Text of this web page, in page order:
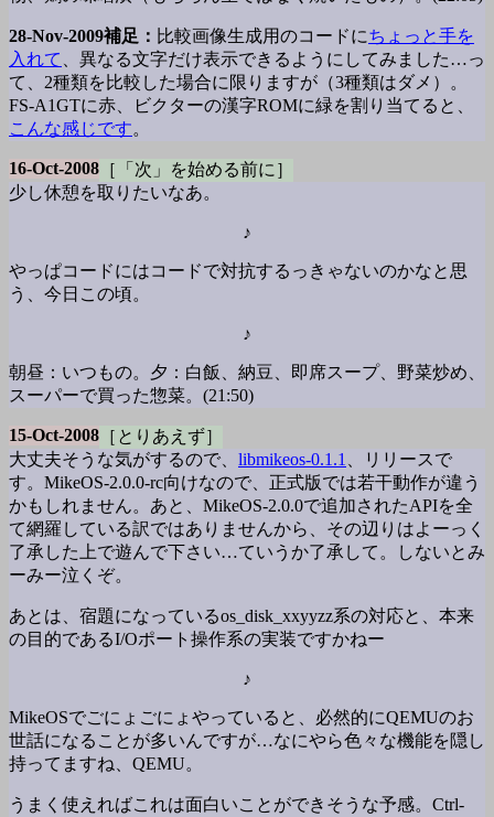
28-Nov-2009補足： 比較画像生成用のコードにちょっと手を
入れて
、異なる文字だけ表示できるようにしてみました…っ
て、2種類を比較した場合に限りますが（3種類はダメ）。
FS-A1GTに赤、ビクターの漢字ROMに緑を割り当てると、
こんな感じです。
16-Oct-2008 ［「次」を始める前に］
少し休憩を取りたいなあ。
♪
やっぱコードにはコードで対抗するっきゃないのかなと思
う、今日この頃。
♪
朝昼：いつもの。夕：白飯、納豆、即席スープ、野菜炒め、
スーパーで買った惣菜。(21:50)
15-Oct-2008 ［とりあえず］
大丈夫そうな気がするので、 libmikeos-0.1.1
、リリースで
す。MikeOS-2.0.0-rc向けなので、正式版では若干動作が違う
かもしれません。あと、MikeOS-2.0.0で追加されたAPIを全
て網羅している訳ではありませんから、その辺りはよーっく
了承した上で遊んで下さい…ていうか了承して。しないとみ
ーみー泣くぞ。
あとは、宿題になっているos_disk_xxyyzz系の対応と、本来
の目的であるI/Oポート操作系の実装ですかねー
♪
MikeOSでごにょごにょやっていると、必然的にQEMUのお
世話になることが多いんですが…なにやら色々な機能を隠し
持ってますね、QEMU。
うまく使えればこれは面白いことができそうな予感。Ctrl-